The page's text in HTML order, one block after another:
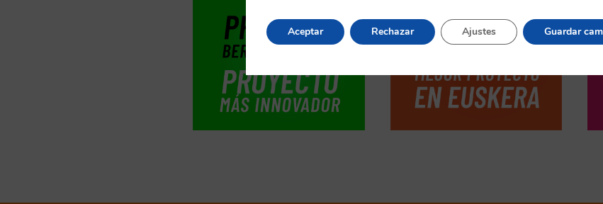
Aceptar Rechazar Ajustes Guardar